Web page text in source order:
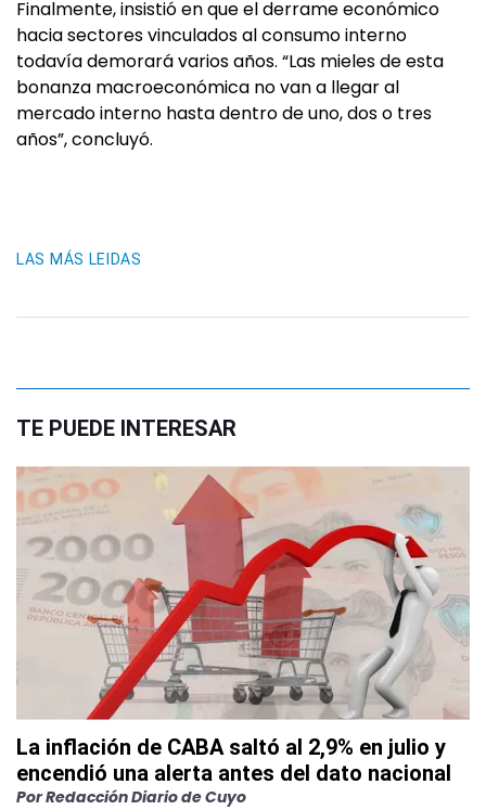
Finalmente, insistió en que el derrame económico
hacia sectores vinculados al consumo interno
todavía demorará varios años. “Las mieles de esta
bonanza macroeconómica no van a llegar al
mercado interno hasta dentro de uno, dos o tres
años”, concluyó.
LAS MÁS LEIDAS
TE PUEDE INTERESAR
La inflación de CABA saltó al 2,9% en julio y
encendió una alerta antes del dato nacional
PorRedacción Diario de Cuyo